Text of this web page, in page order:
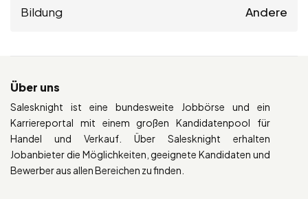
Bildung Andere
Über uns
Salesknight ist eine bundesweite Jobbörse und ein
Karriereportal mit einem großen Kandidatenpool für
Handel und Verkauf. Über Salesknight erhalten
Jobanbieter die Möglichkeiten, geeignete Kandidaten und
Bewerber aus allen Bereichen zu finden.